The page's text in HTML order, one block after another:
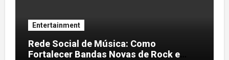
Entertainment
Rede Social de Música: Como
Fortalecer Bandas Novas de Rock e